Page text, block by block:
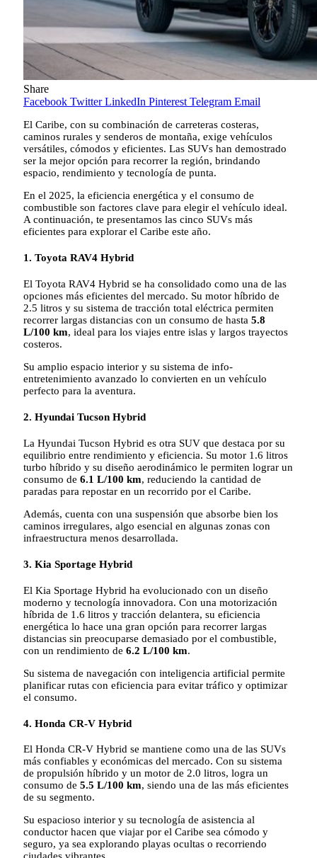
Share
Facebook Twitter LinkedIn Pinterest Telegram Email
El Caribe, con su combinación de carreteras costeras,
caminos rurales y senderos de montaña, exige vehículos
versátiles, cómodos y eficientes. Las SUVs han demostrado
ser la mejor opción para recorrer la región, brindando
espacio, rendimiento y tecnología de punta.
En el 2025, la eficiencia energética y el consumo de
combustible son factores clave para elegir el vehículo ideal.
A continuación, te presentamos las cinco SUVs más
eficientes para explorar el Caribe este año.
1. Toyota RAV4 Hybrid
El Toyota RAV4 Hybrid se ha consolidado como una de las
opciones más eficientes del mercado. Su motor híbrido de
2.5 litros y su sistema de tracción total eléctrica permiten
recorrer largas distancias con un consumo de hasta 5.8
L/100 km, ideal para los viajes entre islas y largos trayectos
costeros.
Su amplio espacio interior y su sistema de info-
entretenimiento avanzado lo convierten en un vehículo
perfecto para la aventura.
2. Hyundai Tucson Hybrid
La Hyundai Tucson Hybrid es otra SUV que destaca por su
equilibrio entre rendimiento y eficiencia. Su motor 1.6 litros
turbo híbrido y su diseño aerodinámico le permiten lograr un
consumo de 6.1 L/100 km, reduciendo la cantidad de
paradas para repostar en un recorrido por el Caribe.
Además, cuenta con una suspensión que absorbe bien los
caminos irregulares, algo esencial en algunas zonas con
infraestructura menos desarrollada.
3. Kia Sportage Hybrid
El Kia Sportage Hybrid ha evolucionado con un diseño
moderno y tecnología innovadora. Con una motorización
híbrida de 1.6 litros y tracción delantera, su eficiencia
energética lo hace una gran opción para recorrer largas
distancias sin preocuparse demasiado por el combustible,
con un rendimiento de 6.2 L/100 km.
Su sistema de navegación con inteligencia artificial permite
planificar rutas con eficiencia para evitar tráfico y optimizar
el consumo.
4. Honda CR-V Hybrid
El Honda CR-V Hybrid se mantiene como una de las SUVs
más confiables y económicas del mercado. Con su sistema
de propulsión híbrido y un motor de 2.0 litros, logra un
consumo de 5.5 L/100 km, siendo una de las más eficientes
de su segmento.
Su espacioso interior y su tecnología de asistencia al
conductor hacen que viajar por el Caribe sea cómodo y
seguro, ya sea explorando playas ocultas o recorriendo